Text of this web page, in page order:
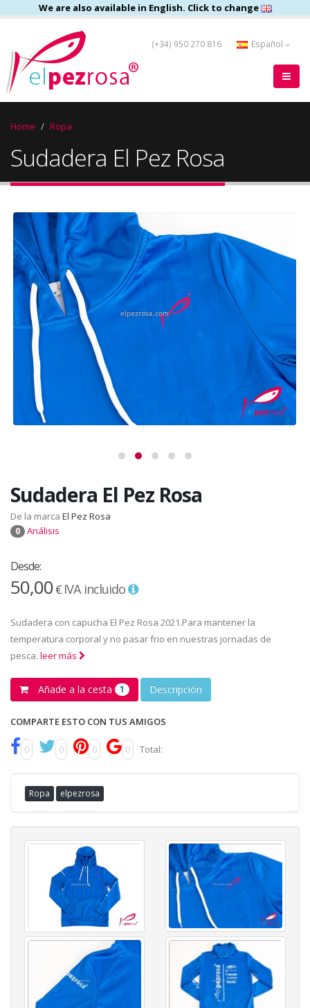
We are also available in English. Click to change
(+34) 950 270 816 Español
Home Ropa
Sudadera El Pez Rosa
Sudadera El Pez Rosa
De la marca El Pez Rosa
0 Análisis
Desde:
50,00€ IVA incluido
Sudadera con capucha El Pez Rosa 2021.Para mantener la
temperatura corporal y no pasar frio en nuestras jornadas de
pesca. leer más
Añade a la cesta 1 Descripción
COMPARTE ESTO CON TUS AMIGOS
0 0 0 0 Total:
Ropa elpezrosa